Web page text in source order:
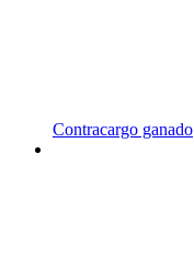
Contracargo ganado